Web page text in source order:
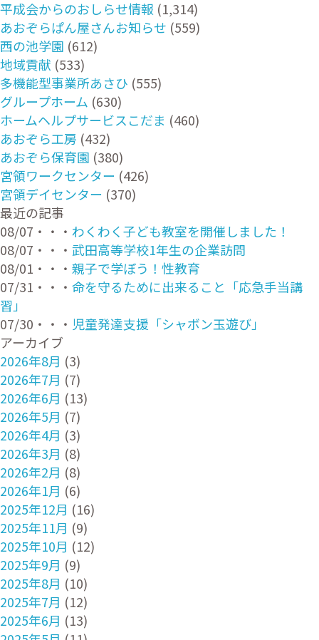
平成会からのおしらせ情報 (1,314)
あおぞらぱん屋さんお知らせ (559)
西の池学園 (612)
地域貢献 (533)
多機能型事業所あさひ (555)
グループホーム (630)
ホームヘルプサービスこだま (460)
あおぞら工房 (432)
あおぞら保育園 (380)
宮領ワークセンター (426)
宮領デイセンター (370)
最近の記事
08/07・・・ わくわく子ども教室を開催しました！
08/07・・・ 武田高等学校1年生の企業訪問
08/01・・・ 親子で学ぼう！性教育
07/31・・・ 命を守るために出来ること「応急手当講
習」
07/30・・・ 児童発達支援「シャボン玉遊び」
アーカイブ
2026年8月 (3)
2026年7月 (7)
2026年6月 (13)
2026年5月 (7)
2026年4月 (3)
2026年3月 (8)
2026年2月 (8)
2026年1月 (6)
2025年12月 (16)
2025年11月 (9)
2025年10月 (12)
2025年9月 (9)
2025年8月 (10)
2025年7月 (12)
2025年6月 (13)